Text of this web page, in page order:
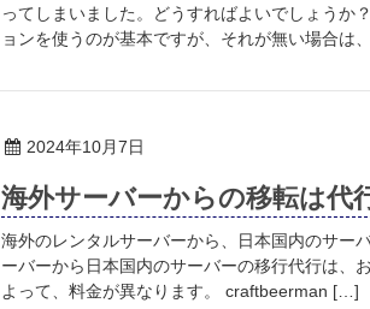
ってしまいました。どうすればよいでしょうか
ョンを使うのが基本ですが、それが無い場合は
2024年10月7日
海外サーバーからの移転は代
海外のレンタルサーバーから、日本国内のサー
ーバーから日本国内のサーバーの移行代行は、
よって、料金が異なります。 craftbeerman […]